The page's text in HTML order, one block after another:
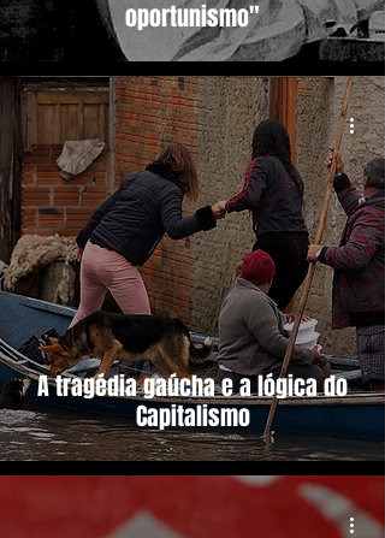
oportunismo"
A tragédia gaúcha e a lógica do
Capitalismo